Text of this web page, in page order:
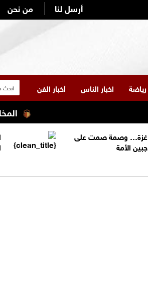
من نحن أرسل لنا
رياضة اخبار الناس أخبار الفن
غزة… وصمة صمت على
جبين الأمة